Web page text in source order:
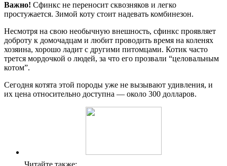
Важно! Сфинкс не переносит сквозняков и легко
простужается. Зимой коту стоит надевать комбинезон.
Несмотря на свою необычную внешность, сфинкс проявляет
доброту к домочадцам и любит проводить время на коленях
хозяина, хорошо ладит с другими питомцами. Котик часто
трется мордочкой о людей, за что его прозвали “целовальным
котом”.
Сегодня котята этой породы уже не вызывают удивления, и
их цена относительно доступна — около 300 долларов.